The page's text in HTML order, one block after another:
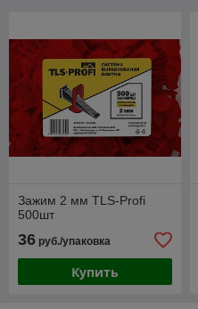
Зажим 2 мм TLS-Profi
500шт
36 руб./упаковка
Купить